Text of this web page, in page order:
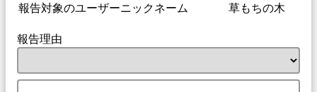
報告対象のユーザーニックネーム
草もちの木
報告理由